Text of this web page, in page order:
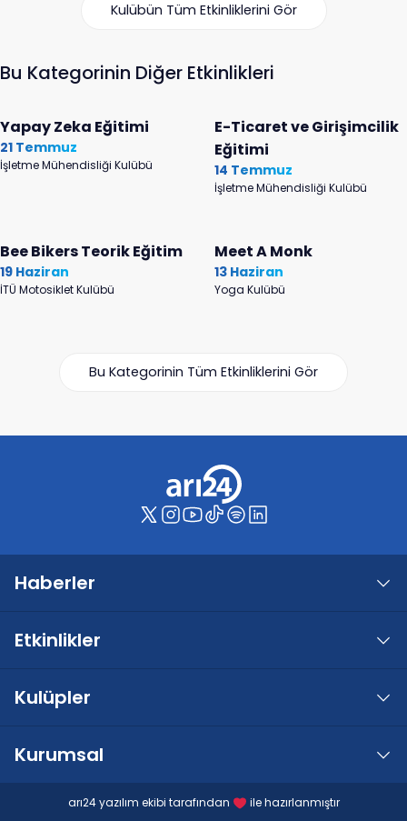
Kulübün Tüm Etkinliklerini Gör
Bu Kategorinin Diğer Etkinlikleri
Yapay Zeka Eğitimi
21 Temmuz
İşletme Mühendisliği Kulübü
E-Ticaret ve Girişimcilik
Eğitimi
14 Temmuz
İşletme Mühendisliği Kulübü
Bee Bikers Teorik Eğitim
19 Haziran
İTÜ Motosiklet Kulübü
Meet A Monk
13 Haziran
Yoga Kulübü
Bu Kategorinin Tüm Etkinliklerini Gör
Haberler
Etkinlikler
Kulüpler
Kurumsal
arı24 yazılım ekibi tarafından ile hazırlanmıştır